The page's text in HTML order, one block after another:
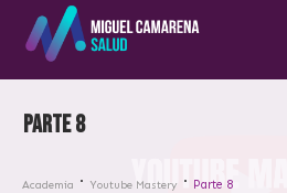
Parte 8
Academia Youtube Mastery Parte 8